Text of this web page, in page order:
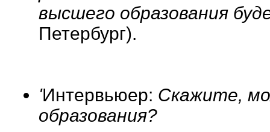
высшего образования
Петербург).
'Интервьюер: Скажите,
образования?